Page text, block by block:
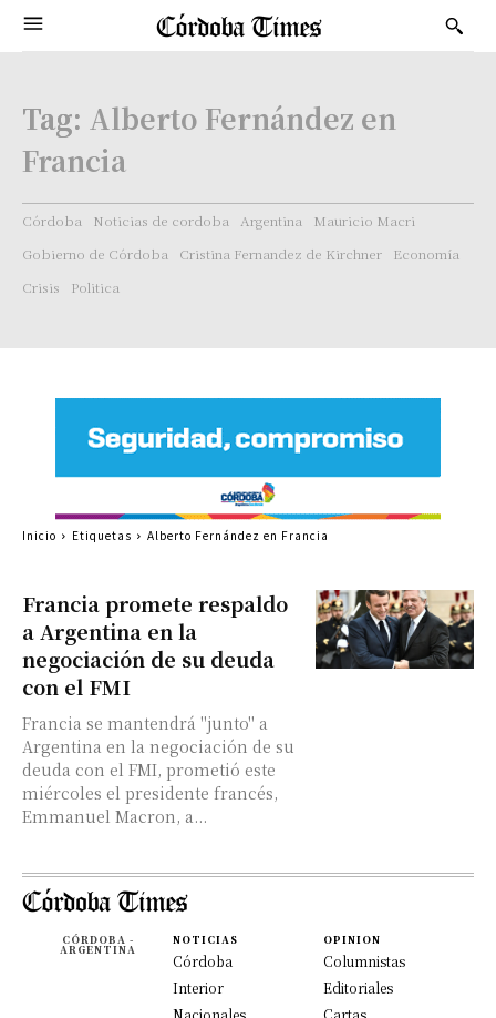
Tag: Alberto Fernández en
Francia
Córdoba Noticias de cordoba Argentina
Mauricio Macri
Gobierno de Córdoba
Cristina Fernandez de Kirchner
Economía
Crisis
Politica
Francia promete respaldo
a Argentina en la
negociación de su deuda
con el FMI
Francia se mantendrá "junto" a
Argentina en la negociación de su
deuda con el FMI, prometió este
miércoles el presidente francés,
Emmanuel Macron, a...
Inicio Etiquetas Alberto Fernández en Francia
CÓRDOBA -
ARGENTINA
NOTICIAS
Córdoba
Interior
Nacionales
OPINION
Columnistas
Editoriales
Cartas